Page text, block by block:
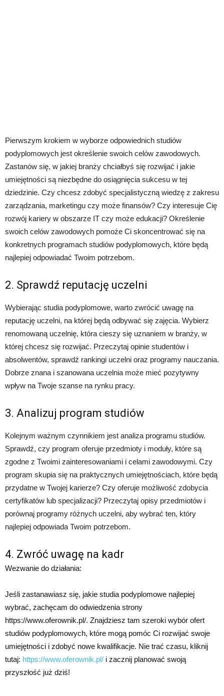
Pierwszym krokiem w wyborze odpowiednich studiów
podyplomowych jest określenie swoich celów zawodowych.
Zastanów się, w jakiej branży chciałbyś się rozwijać i jakie
umiejętności są niezbędne do osiągnięcia sukcesu w tej
dziedzinie. Czy chcesz zdobyć specjalistyczną wiedzę z zakresu
zarządzania, marketingu czy może finansów? Czy interesuje Cię
rozwój kariery w obszarze IT czy może edukacji? Określenie
swoich celów zawodowych pomoże Ci skoncentrować się na
konkretnych programach studiów podyplomowych, które będą
najlepiej odpowiadać Twoim potrzebom.
2. Sprawdź reputację uczelni
Wybierając studia podyplomowe, warto zwrócić uwagę na
reputację uczelni, na której będą odbywać się zajęcia. Wybierz
renomowaną uczelnię, która cieszy się uznaniem w branży, w
której chcesz się rozwijać. Przeczytaj opinie studentów i
absolwentów, sprawdź rankingi uczelni oraz programy nauczania.
Dobrze znana i szanowana uczelnia może mieć pozytywny
wpływ na Twoje szanse na rynku pracy.
3. Analizuj program studiów
Kolejnym ważnym czynnikiem jest analiza programu studiów.
Sprawdź, czy program oferuje przedmioty i moduły, które są
zgodne z Twoimi zainteresowaniami i celami zawodowymi. Czy
program skupia się na praktycznych umiejętnościach, które będą
przydatne w Twojej karierze? Czy oferuje możliwość zdobycia
certyfikatów lub specjalizacji? Przeczytaj opisy przedmiotów i
porównaj programy różnych uczelni, aby wybrać ten, który
najlepiej odpowiada Twoim potrzebom.
4. Zwróć uwagę na kadr
Wezwanie do działania:
Jeśli zastanawiasz się, jakie studia podyplomowe najlepiej
wybrać, zachęcam do odwiedzenia strony
https://www.oferownik.pl/. Znajdziesz tam szeroki wybór ofert
studiów podyplomowych, które mogą pomóc Ci rozwijać swoje
umiejętności i zdobyć nowe kwalifikacje. Nie trać czasu, kliknij
tutaj: https://www.oferownik.pl/ i zacznij planować swoją
przyszłość już dziś!